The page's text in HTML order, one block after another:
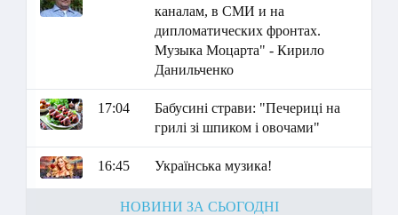
каналам, в СМИ и на
дипломатических фронтах.
Музыка Моцарта" - Кирило
Данильченко
17:04
Бабусині страви: "Печериці на
грилі зі шпиком і овочами"
16:45 Українська музика!
НОВИНИ ЗА СЬОГОДНІ